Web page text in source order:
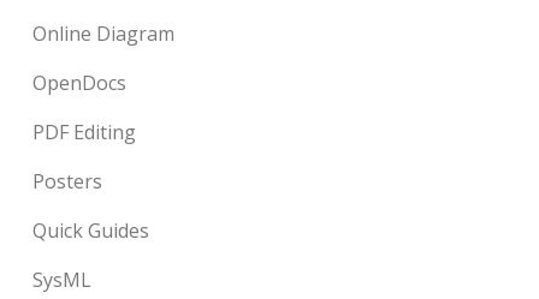
Online Diagram
OpenDocs
PDF Editing
Posters
Quick Guides
SysML